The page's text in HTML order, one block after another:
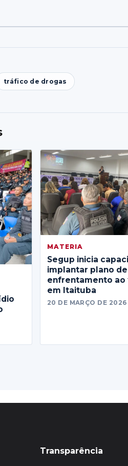
tráfico de drogas
MATERIA
Segup inicia
implantar plano de
enfrentamento ao
em Itaituba
20 DE MARÇO DE 2026
Transparência